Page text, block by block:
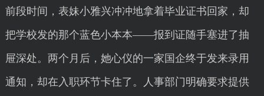
前段时间，表妹小雅兴冲冲地拿着毕业证书回家，却
把学校发的那个蓝色小本本——报到证随手塞进了抽
屉深处。两个月后，她心仪的一家国企终于发来录用
通知，却在入职环节卡住了。人事部门明确要求提供